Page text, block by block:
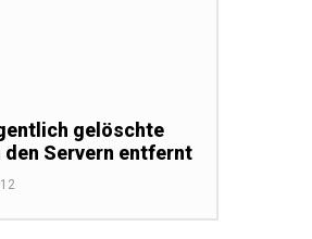
gelöschte
den Servern entfernt